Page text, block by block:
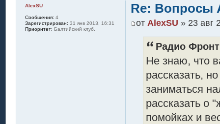
Re: Вопросы
от AlexSU » 23 авг
Радио
Не знаю, что
рассказать,
заниматься
рассказать о
помойках и
AlexSU
Сообщения: 4
Зарегистрирован: 31 янв 2013, 16:31
Приоритет: Балтийский клуб.